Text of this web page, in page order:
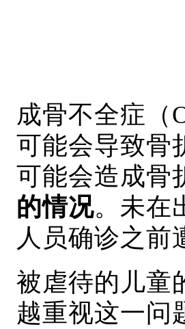
成骨不全症（
可能会导致骨
可能会造成骨
的情况。未在
人员确诊之前
被虐待的儿童
越重视这一问